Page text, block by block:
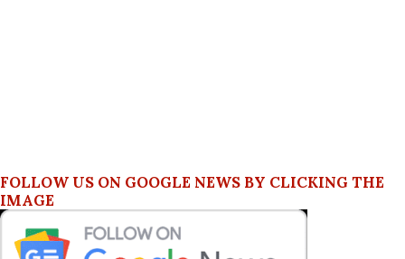
FOLLOW US ON GOOGLE NEWS BY CLICKING THE
IMAGE